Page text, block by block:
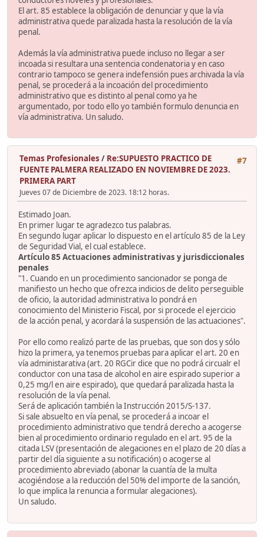
El art. 85 establece la obligación de denunciar y que la vía
administrativa quede paralizada hasta la resolución de la vía
penal.
Además la vía administrativa puede incluso no llegar a ser
incoada si resultara una sentencia condenatoria y en caso
contrario tampoco se genera indefensión pues archivada la vía
penal, se procederá a la incoación del procedimiento
administrativo que es distinto al penal como ya he
argumentado, por todo ello yo también formulo denuncia en
vía administrativa. Un saludo.
#7
Temas Profesionales / Re:SUPUESTO PRACTICO DE
FUENTE PALMERA REALIZADO EN NOVIEMBRE DE 2023.
PRIMERA PART
Jueves 07 de Diciembre de 2023. 18:12 horas.
Estimado Joan.
En primer lugar te agradezco tus palabras.
En segundo lugar aplicar lo dispuesto en el artículo 85 de la Ley
de Seguridad Vial, el cual establece.
Artículo 85 Actuaciones administrativas y jurisdiccionales
penales
"1. Cuando en un procedimiento sancionador se ponga de
manifiesto un hecho que ofrezca indicios de delito perseguible
de oficio, la autoridad administrativa lo pondrá en
conocimiento del Ministerio Fiscal, por si procede el ejercicio
de la acción penal, y acordará la suspensión de las actuaciones".
Por ello como realizó parte de las pruebas, que son dos y sólo
hizo la primera, ya tenemos pruebas para aplicar el art. 20 en
vía administarativa (art. 20 RGCir dice que no podrá circualr el
conductor con una tasa de alcohol en aire espirado superior a
0,25 mg/l en aire espirado), que quedará paralizada hasta la
resolución de la vía penal.
Será de aplicación también la Instrucción 2015/S-137.
Si sale absuelto en vía penal, se procederá a incoar el
procedimiento administrativo que tendrá derecho a acogerse
bien al procedimiento ordinario regulado en el art. 95 de la
citada LSV (presentación de alegaciones en el plazo de 20 días a
partir del día siguiente a su notificación) o acogerse al
procedimiento abreviado (abonar la cuantía de la multa
acogiéndose a la reducción del 50% del importe de la sanción,
lo que implica la renuncia a formular alegaciones).
Un saludo.